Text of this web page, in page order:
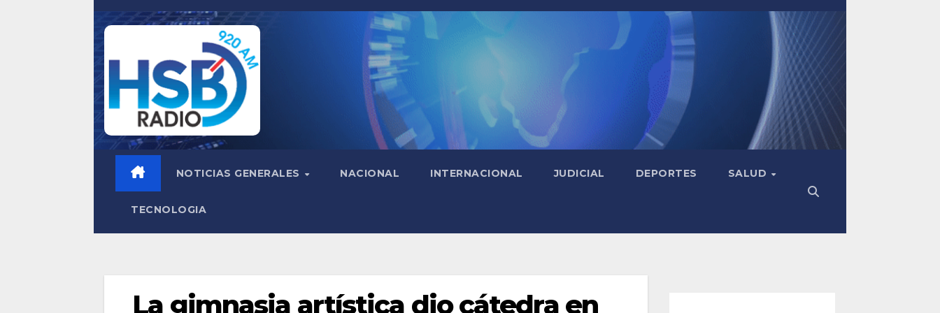
Saltar
NOTICIAS GENERALES NACIONAL INTERNACIONAL JUDICIAL DEPORTES SALUD
TECNOLOGIA
La gimnasia artística dio cátedra en